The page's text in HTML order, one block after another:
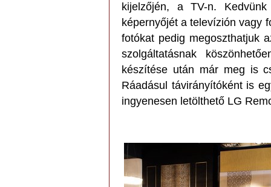
kijelzőjén, a TV-n.
képernyőjét a televízión vagy
fotókat pedig megoszthatjuk
szolgáltatásnak
készítése után már meg is
Ráadásul távirányítóként is
ingyenesen letölthető LG